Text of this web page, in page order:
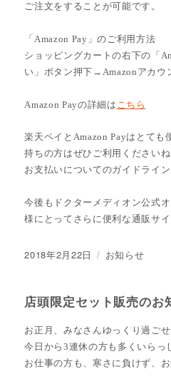
ご注文をすることが可能です。
「Amazon Pay」のご利用方法
ショッピングカートの右下の「
い」ボタン押下→Amazonアカウ
Amazon Payの詳細は こちら
楽天ペイとAmazon Payはとても
持ちの方はぜひご利用くださいね
お支払いについてのガイドライン
今後もドクターメディオン公式
様にとってさらに便利な通販サ
投
2018年2月22日
カ
リ
お知らせ
店頭限定セット販売のお
お正月、みなさんゆっくり過ご
今日から3連休の方も多くいらっ
お仕事の方も、寒さに負けず、